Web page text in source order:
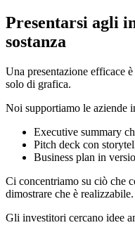
Presentarsi agli
sostanza
Una presentazione efficace
solo di grafica.
Noi supportiamo le aziende
Executive summary
Pitch deck con
Business plan in
Ci concentriamo su ciò che
dimostrare che è realizzabile.
Gli investitori cercano idee